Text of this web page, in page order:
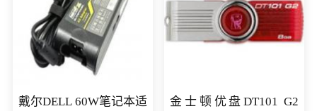
戴尔DELL 60W笔记本适
金士顿优盘DT101 G2